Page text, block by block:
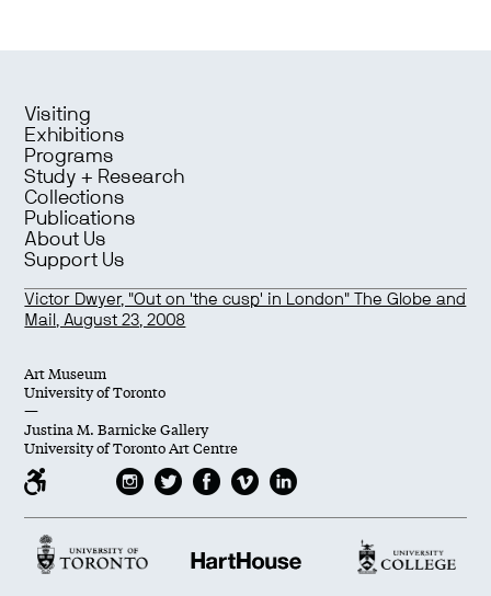
Visiting
Exhibitions
Programs
Study + Research
Collections
Publications
About Us
Support Us
Victor Dwyer, "Out on 'the cusp' in London" The Globe and
Mail, August 23, 2008
Art Museum
University of Toronto
—
Justina M. Barnicke Gallery
University of Toronto Art Centre